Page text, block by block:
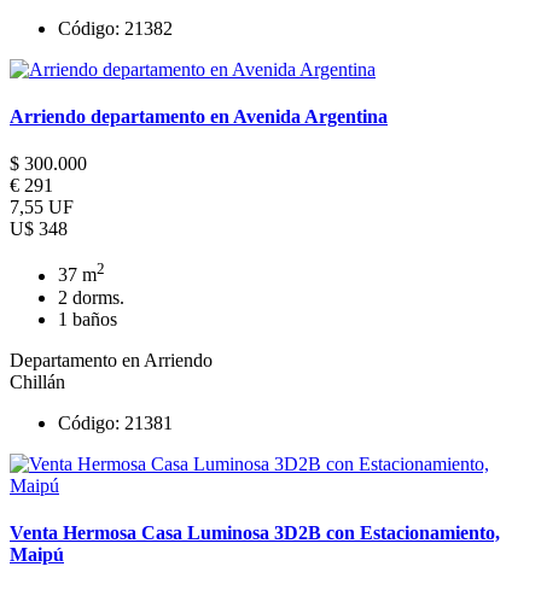
Código: 21382
Arriendo departamento en Avenida Argentina
$ 300.000
€ 291
7,55 UF
U$ 348
37 m2
2 dorms.
1 baños
Departamento en Arriendo
Chillán
Código: 21381
Venta Hermosa Casa Luminosa 3D2B con Estacionamiento,
Maipú